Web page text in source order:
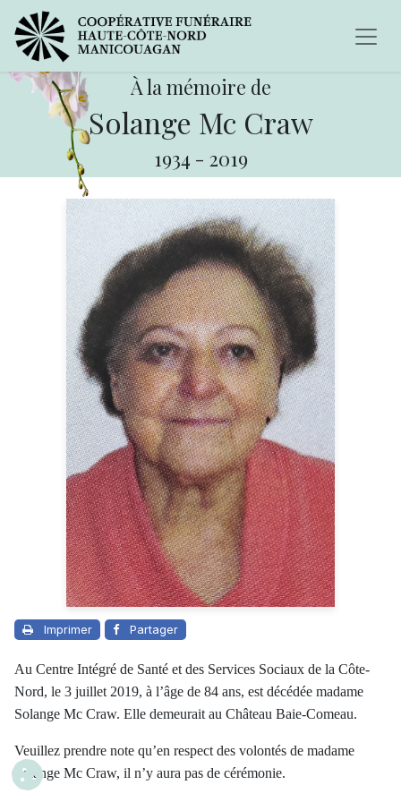
À la mémoire de
Solange Mc Craw
1934 - 2019
Imprimer Partager
Au Centre Intégré de Santé et des Services Sociaux de la Côte-
Nord, le 3 juillet 2019, à l’âge de 84 ans, est décédée madame
Solange Mc Craw. Elle demeurait au Château Baie-Comeau.
Veuillez prendre note qu’en respect des volontés de madame
Solange Mc Craw, il n’y aura pas de cérémonie.